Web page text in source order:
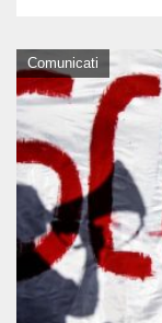
Comunicati